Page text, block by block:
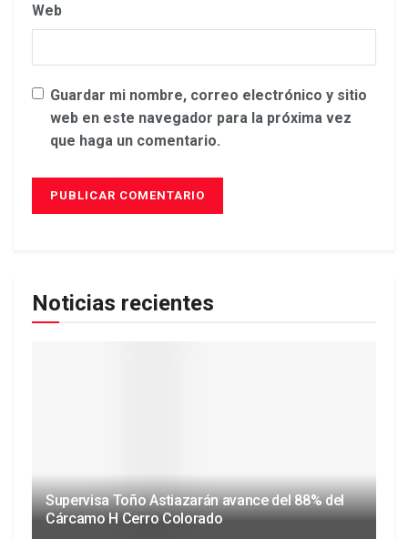
Web
Guardar mi nombre, correo electrónico y sitio
web en este navegador para la próxima vez
que haga un comentario.
Noticias recientes
Supervisa Toño Astiazarán avance del 88% del
Cárcamo H Cerro Colorado